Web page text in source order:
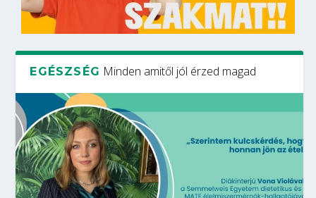
EGÉSZSÉG Minden amitől jól érzed magad